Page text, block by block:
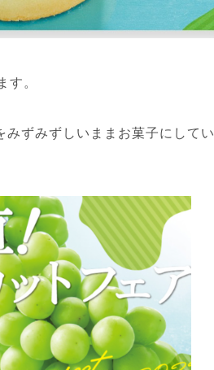
す。
ずみずしいままお菓子にしてい